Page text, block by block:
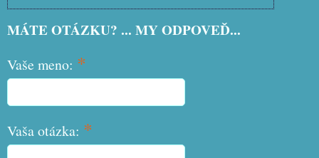
MÁTE OTÁZKU? ... MY ODPOVEĎ...
Vaše meno: *
Vaša otázka: *